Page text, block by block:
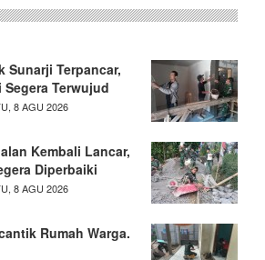
Sunarji Terpancar,
Terwujud
8 AGU 2026
Kembali Lancar,
Diperbaiki
8 AGU 2026
Rumah Warga.